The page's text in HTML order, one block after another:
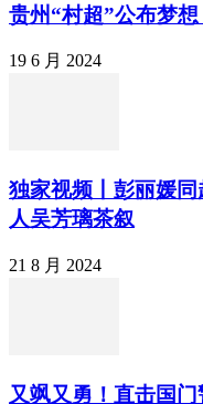
贵州“村超”公布梦
19 6 月 2024
独家视频丨彭丽媛
人吴芳璃茶叙
21 8 月 2024
又飒又勇！直击国